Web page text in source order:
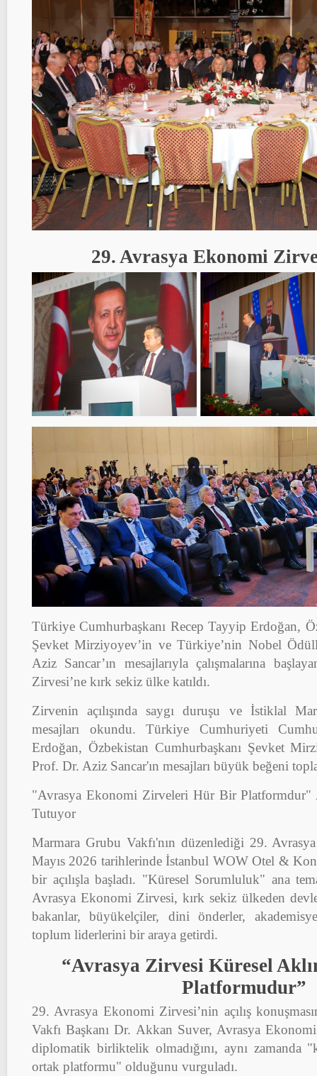
29. Avrasya Ekonomi
Türkiye Cumhurbaşkanı Recep Tayyip Erdoğan,
Şevket Mirziyoyev’in ve Türkiye’nin Nobel
Aziz Sancar’ın mesajlarıyla çalışmalarına
Zirvesi’ne kırk sekiz ülke katıldı.
Zirvenin açılışında saygı duruşu ve İstiklal
mesajları okundu. Türkiye Cumhuriyeti
Erdoğan, Özbekistan Cumhurbaşkanı Şevket
Prof. Dr. Aziz Sancar'ın mesajları büyük beğeni
"Avrasya Ekonomi Zirveleri Hür Bir Platformdur"
Tutuyor
Marmara Grubu Vakfı'nın düzenlediği 29.
Mayıs 2026 tarihlerinde İstanbul WOW Otel &
bir açılışla başladı. "Küresel Sorumluluk" ana
Avrasya Ekonomi Zirvesi, kırk sekiz ülkeden
bakanlar, büyükelçiler, dini önderler,
toplum liderlerini bir araya getirdi.
“Avrasya Zirvesi Küresel
Platformudur”
29. Avrasya Ekonomi Zirvesi’nin açılış
Vakfı Başkanı Dr. Akkan Suver, Avrasya
diplomatik birliktelik olmadığını, aynı zamanda
ortak platformu" olduğunu vurguladı.